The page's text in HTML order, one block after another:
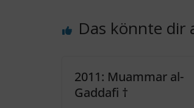
Das könnte dir
2011: Muammar al-
Gaddafi †